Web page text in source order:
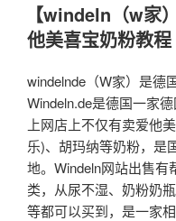
【windeln（w家
他美喜宝奶粉教程
windelnde（W家）是德
Windeln.de是德国一家
上网店上不仅有卖爱他
乐)、胡玛纳等奶粉，是
地。Windeln网站出售
类，从尿不湿、奶粉奶
等都可以买到，是一家